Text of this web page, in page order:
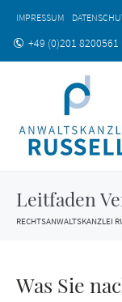
IMPRESSUM
+49 (0)201 8200561
Leitfaden
RECHTSANWALTSKANZLEI
Was Sie